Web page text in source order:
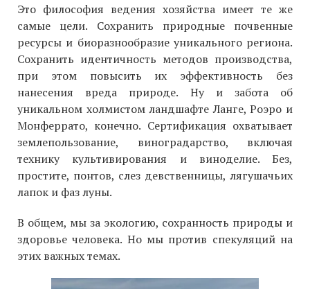
Это философия ведения хозяйства имеет те же
самые цели. Сохранить природные почвенные
ресурсы и биоразнообразие уникального региона.
Сохранить идентичность методов производства,
при этом повысить их эффективность без
нанесения вреда природе. Ну и забота об
уникальном холмистом ландшафте Ланге, Роэро и
Монферрато, конечно. Сертификация охватывает
землепользование, виноградарство, включая
технику культивирования и виноделие. Без,
простите, понтов, слез девственницы, лягушачьих
лапок и фаз луны.
В общем, мы за экологию, сохранность природы и
здоровье человека. Но мы против спекуляций на
этих важных темах.